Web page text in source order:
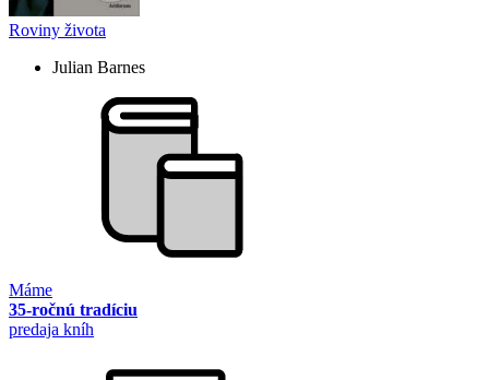
Roviny života
Julian Barnes
Máme
35-ročnú tradíciu
predaja kníh